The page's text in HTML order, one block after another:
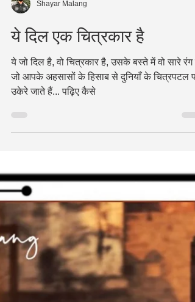
ये दिल एक चित्रकार है
जो आपके अहसासों के हिसाब से दुनियाँ के चित्रपटल पर
उकेरे जाते हैं... पढ़िए कैसे